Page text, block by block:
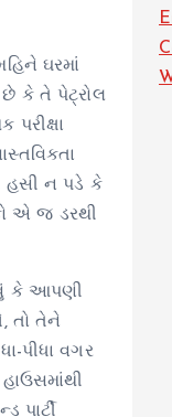
ઘરમાં
છે કે તે પેટ્રોલ
હસી ન પડે કે
એ જ ડરથી
કે આપણી
તો તેને
પીધા વગર
પાર્ટી